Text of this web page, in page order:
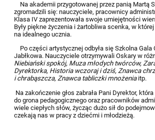
Na akademii przygotowanej przez panią Martą
zgromadzili się: nauczyciele, pracownicy
Klasa IV zaprezentowała swoje umiejętności
Były piękne życzenia i żartobliwa scenka, w
na idealnego ucznia.
Po części artystycznej odbyła się Szkolna Gala
Jabłkowa. Nauczyciele otrzymywali Oskary w
Niebiański spokój, Muza młodych twórców,
Dyrektorka, Historia wczoraj i dziś, Znawca
i chrabąszcza, Znawca tabliczki mnożenia itp.
Na zakończenie głos zabrała Pani Dyrektor,
do grona pedagogicznego oraz pracowników
wiele ciepłych słów, życząc dużo sił do
czekają nas w pracy z dziećmi i młodzieżą.